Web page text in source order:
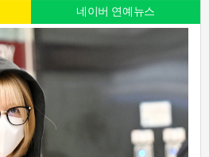
네이버 연예뉴스